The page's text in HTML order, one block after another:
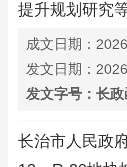
提升规划研究
成文日期：
发文日期：
发文字号： 长
长治市人民政